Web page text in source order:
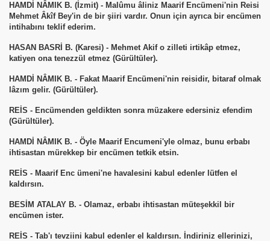
HAMDİ NÂMIK B. (İzmit) - Malûmu âliniz Maarif Encümeni'nin Reisi
Mehmet Âkîf Bey'in de bir şiiri vardır. Onun için ayrıca bir encümen
intihabını teklif ederim.
HASAN BASRİ B. (Karesi) - Mehmet Akif o zilleti irtikâp etmez,
katiyen ona tenezzül etmez (Gürültüler).
HAMDİ NÂMIK B. - Fakat Maarif Encümeni'nin reisidir, bitaraf olmak
lâzım gelir. (Gürültüler).
REİS - Encümenden geldikten sonra müzakere edersiniz efendim
(Gürültüler).
HAMDİ NÂMIK B. - Öyle Maarif Encumeni'yle olmaz, bunu erbabı
ihtisastan mürekkep bir encümen tetkik etsin.
REİS - Maarif Enc ümeni'ne havalesini kabul edenler lütfen el
kaldırsın.
BESİM ATALAY B. - Olamaz, erbabı ihtisastan müteşekkil bir
encümen ister.
REİS - Tab'ı tevziini kabul edenler el kaldırsın. İndiriniz ellerinizi,